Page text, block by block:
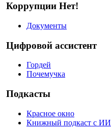
Коррупции Нет!
Документы
Цифровой ассистент
Гордей
Почемучка
Подкасты
Красное окно
Книжный подкаст с ИИ